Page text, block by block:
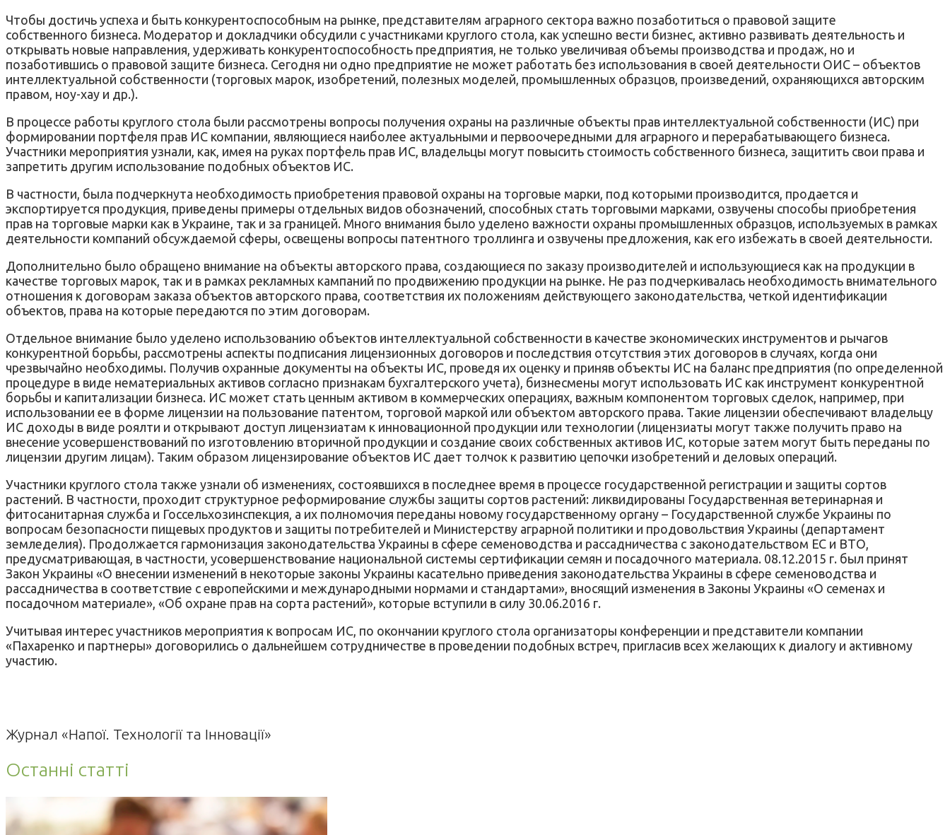
Чтобы достичь успеха и быть конкурентоспособным на рынке, представителям аграрного сектора важно позаботиться о правовой защите
собственного бизнеса. Модератор и докладчики обсудили с участниками круглого стола, как успешно вести бизнес, активно развивать деятельность и
открывать новые направления, удерживать конкурентоспособность предприятия, не только увеличивая объемы производства и продаж, но и
позаботившись о правовой защите бизнеса. Сегодня ни одно предприятие не может работать без использования в своей деятельности ОИС – объектов
интеллектуальной собственности (торговых марок, изобретений, полезных моделей, промышленных образцов, произведений, охраняющихся авторским
правом, ноу-хау и др.).
В процессе работы круглого стола были рассмотрены вопросы получения охраны на различные объекты прав интеллектуальной собственности (ИС) при
формировании портфеля прав ИС компании, являющиеся наиболее актуальными и первоочередными для аграрного и перерабатывающего бизнеса.
Участники мероприятия узнали, как, имея на руках портфель прав ИС, владельцы могут повысить стоимость собственного бизнеса, защитить свои права и
запретить другим использование подобных объектов ИС.
В частности, была подчеркнута необходимость приобретения правовой охраны на торговые марки, под которыми производится, продается и
экспортируется продукция, приведены примеры отдельных видов обозначений, способных стать торговыми марками, озвучены способы приобретения
прав на торговые марки как в Украине, так и за границей. Много внимания было уделено важности охраны промышленных образцов, используемых в рамках
деятельности компаний обсуждаемой сферы, освещены вопросы патентного троллинга и озвучены предложения, как его избежать в своей деятельности.
Дополнительно было обращено внимание на объекты авторского права, создающиеся по заказу производителей и использующиеся как на продукции в
качестве торговых марок, так и в рамках рекламных кампаний по продвижению продукции на рынке. Не раз подчеркивалась необходимость внимательного
отношения к договорам заказа объектов авторского права, соответствия их положениям действующего законодательства, четкой идентификации
объектов, права на которые передаются по этим договорам.
Отдельное внимание было уделено использованию объектов интеллектуальной собственности в качестве экономических инструментов и рычагов
конкурентной борьбы, рассмотрены аспекты подписания лицензионных договоров и последствия отсутствия этих договоров в случаях, когда они
чрезвычайно необходимы. Получив охранные документы на объекты ИС, проведя их оценку и приняв объекты ИС на баланс предприятия (по определенной
процедуре в виде нематериальных активов согласно признакам бухгалтерского учета), бизнесмены могут использовать ИС как инструмент конкурентной
борьбы и капитализации бизнеса. ИС может стать ценным активом в коммерческих операциях, важным компонентом торговых сделок, например, при
использовании ее в форме лицензии на пользование патентом, торговой маркой или объектом авторского права. Такие лицензии обеспечивают владельцу
ИС доходы в виде роялти и открывают доступ лицензиатам к инновационной продукции или технологии (лицензиаты могут также получить право на
внесение усовершенствований по изготовлению вторичной продукции и создание своих собственных активов ИС, которые затем могут быть переданы по
лицензии другим лицам). Таким образом лицензирование объектов ИС дает толчок к развитию цепочки изобретений и деловых операций.
Участники круглого стола также узнали об изменениях, состоявшихся в последнее время в процессе государственной регистрации и защиты сортов
растений. В частности, проходит структурное реформирование службы защиты сортов растений: ликвидированы Государственная ветеринарная и
фитосанитарная служба и Госсельхозинспекция, а их полномочия переданы новому государственному органу – Государственной службе Украины по
вопросам безопасности пищевых продуктов и защиты потребителей и Министерству аграрной политики и продовольствия Украины (департамент
земледелия). Продолжается гармонизация законодательства Украины в сфере семеноводства и рассадничества с законодательством ЕС и ВТО,
предусматривающая, в частности, усовершенствование национальной системы сертификации семян и посадочного материала. 08.12.2015 г. был принят
Закон Украины «О внесении изменений в некоторые законы Украины касательно приведения законодательства Украины в сфере семеноводства и
рассадничества в соответствие с европейскими и международными нормами и стандартами», вносящий изменения в Законы Украины «О семенах и
посадочном материале», «Об охране прав на сорта растений», которые вступили в силу 30.06.2016 г.
Учитывая интерес участников мероприятия к вопросам ИС, по окончании круглого стола организаторы конференции и представители компании
«Пахаренко и партнеры» договорились о дальнейшем сотрудничестве в проведении подобных встреч, пригласив всех желающих к диалогу и активному
участию.
Журнал «Напої. Технології та Інновації»
Останні статті